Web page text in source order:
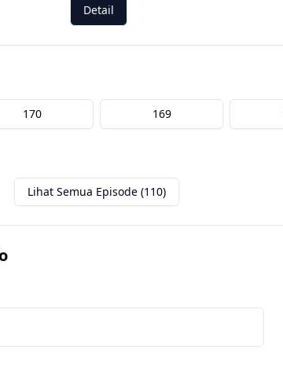
Detail
170 169
Lihat Semua Episode (110)